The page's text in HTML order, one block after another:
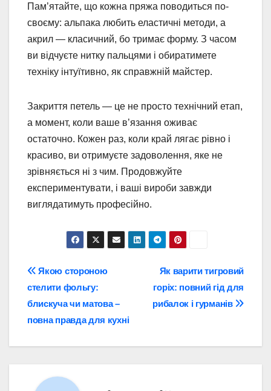
Пам’ятайте, що кожна пряжа поводиться по-
своєму: альпака любить еластичні методи, а
акрил — класичний, бо тримає форму. З часом
ви відчуєте нитку пальцями і обиратимете
техніку інтуїтивно, як справжній майстер.
Закриття петель — це не просто технічний етап,
а момент, коли ваше в’язання оживає
остаточно. Кожен раз, коли край лягає рівно і
красиво, ви отримуєте задоволення, яке не
зрівняється ні з чим. Продовжуйте
експериментувати, і ваші вироби завжди
виглядатимуть професійно.
Навігація
записів
Як варити тигровий
горіх: повний гід для
рибалок і гурманів
Якою стороною
стелити фольгу:
блискуча чи матова –
повна правда для кухні